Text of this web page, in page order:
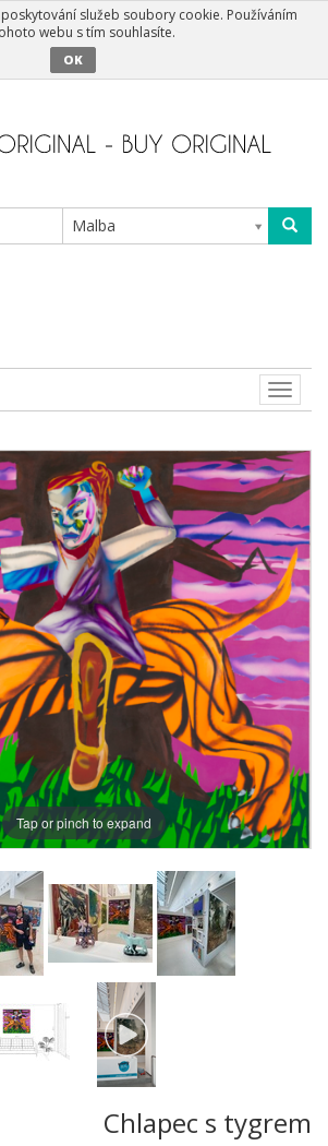
služeb soubory cookie. Používáním
webu s tím souhlasíte.
OK
Malba
Toggle
Tap or pinch to expand
Chlapec s tygrem